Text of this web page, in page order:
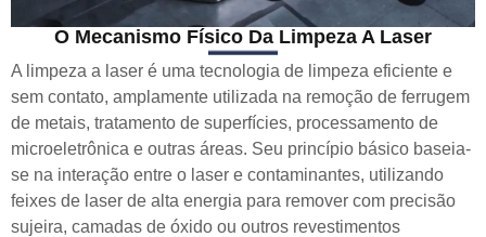
O Mecanismo Físico Da Limpeza A Laser
A limpeza a laser é uma tecnologia de limpeza eficiente e
sem contato, amplamente utilizada na remoção de ferrugem
de metais, tratamento de superfícies, processamento de
microeletrônica e outras áreas. Seu princípio básico baseia-
se na interação entre o laser e contaminantes, utilizando
feixes de laser de alta energia para remover com precisão
sujeira, camadas de óxido ou outros revestimentos